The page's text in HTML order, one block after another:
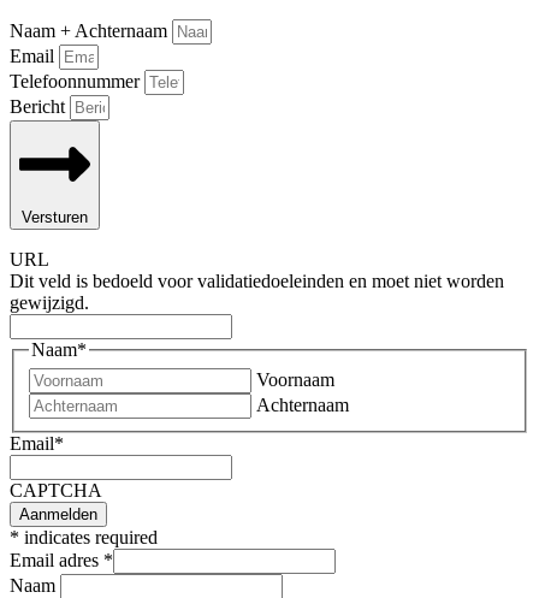
Naam + Achternaam
Email
Telefoonnummer
Bericht
Versturen
URL
Dit veld is bedoeld voor validatiedoeleinden en moet niet worden
gewijzigd.
Naam*
Voornaam
Achternaam
Email*
CAPTCHA
* indicates required
Email adres *
Naam